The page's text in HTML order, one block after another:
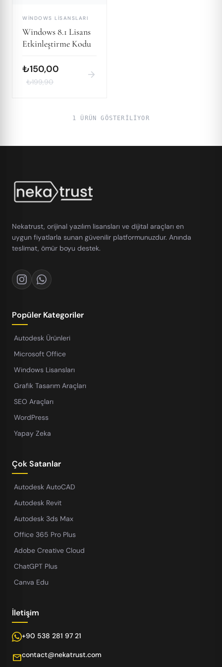
WINDOWS LISANSLARI
Windows 8.1 Lisans
Etkinleştirme Kodu
₺150,00
₺199,90
arrow_forward
1 ÜRÜN GÖSTERILIYOR
Nekatrust, orijinal yazılım lisansları ve dijital araçları en
uygun fiyatlarla sunan güvenilir platformunuzdur. Anında
teslimat, ömür boyu destek.
Popüler Kategoriler
Autodesk Ürünleri
Microsoft Office
Windows Lisansları
Grafik Tasarım Araçları
SEO Araçları
WordPress
Yapay Zeka
Çok Satanlar
Autodesk AutoCAD
Autodesk Revit
Autodesk 3ds Max
Office 365 Pro Plus
Adobe Creative Cloud
ChatGPT Plus
Canva Edu
İletişim
+90 538 281 97 21
mailcontact@nekatrust.com